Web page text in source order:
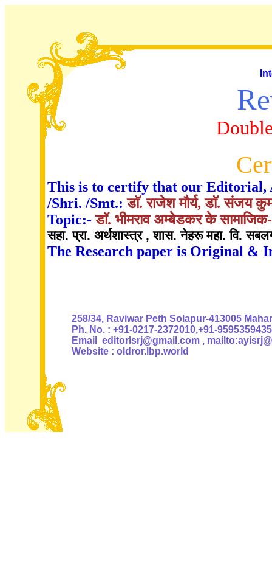
This is to certify that our Editorial,
/Shri. /Smt.:डाॅ. राजेश मौर्य, डाॅ. संजय
Topic:-डाॅ. भीमराव अम्बेडकर के
सहा. प्रा. अर्थशास्त्र , शास. नेहरू महा. वि.
The Research paper is Original &
258/34, Raviwar Peth Solapur-413005
Ph. No. : +91-0217-2372010,+91-9595359435
Email editorlsrj@gmail.com ,
Website : oldror.lbp.world